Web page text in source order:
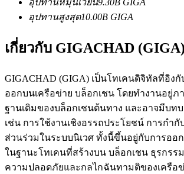
เข้าร่วมกับเทรดเดอร์ชั้นนำ
เป็นเทรดเดอร์คัดลอก
เพลิดเพลินกับการแบ่งปันผลกำไรแล
อุปทานสูงสุด10.00B GIGA
เกี่ยวกับ GIGACHAD (GIGA)
GIGACHAD (GIGA) เป็นโทเคนดิจิทัลที่อิง
ออกบนเครือข่าย บล็อกเชน โดยทำงานอยู่ภ
ฐานเดิมของบล็อกเชนต้นทาง และอาจมีบท
เช่น การใช้งานเชิงอรรถประโยชน์ การกำ
ส่วนร่วมในระบบนิเวศ ทั้งนี้ขึ้นอยู่กับการออ
ในฐานะโทเคนที่สร้างบน บล็อกเชน ธุรกรร
ความปลอดภัยและกลไกฉันทามติของเครือ